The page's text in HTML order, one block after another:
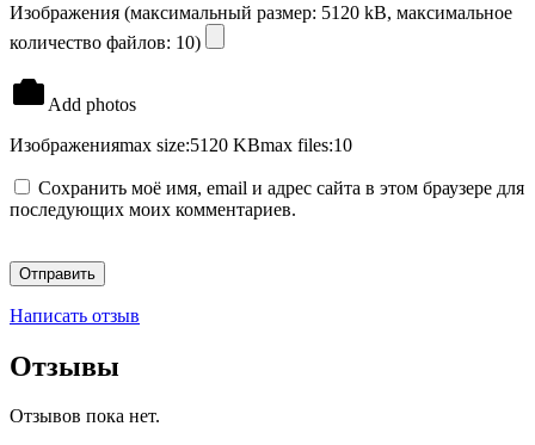
Изображения (максимальный размер: 5120 kB, максимальное
количество файлов: 10)
Add photos
Изображенияmax size:5120 KBmax files:10
Сохранить моё имя, email и адрес сайта в этом браузере для
последующих моих комментариев.
Написать отзыв
Отзывы
Отзывов пока нет.